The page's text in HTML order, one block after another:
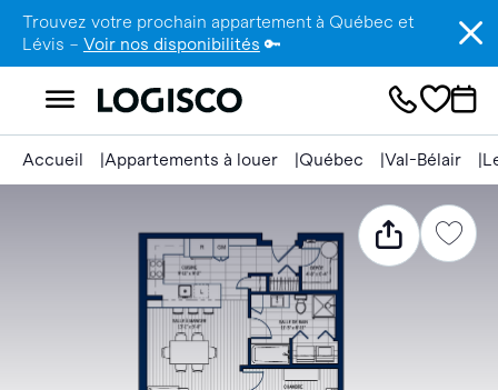
Trouvez votre prochain appartement à Québec et
Lévis – Voir nos disponibilités 🔑
Accueil Appartements à louer Québec Val-Bélair